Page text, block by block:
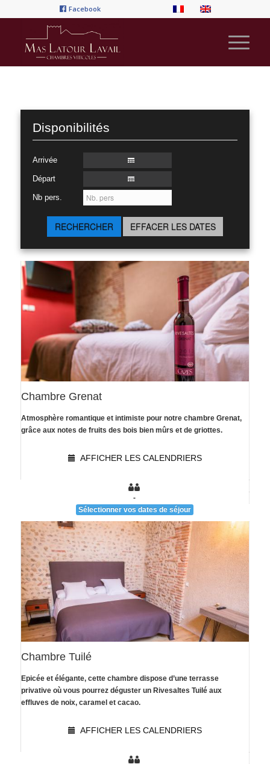
Facebook
Disponibilités
Arrivée
Départ
Nb pers.
RECHERCHER EFFACER LES DATES
[voir la fiche détail]
Chambre Grenat
Atmosphère romantique et intimiste pour notre chambre Grenat,
grâce aux notes de fruits des bois bien mûrs et de griottes.
AFFICHER LES CALENDRIERS
-
Sélectionner vos dates de séjour
[voir la fiche détail]
Chambre Tuilé
Epicée et élégante, cette chambre dispose d’une terrasse
privative où vous pourrez déguster un Rivesaltes Tuilé aux
effluves de noix, caramel et cacao.
AFFICHER LES CALENDRIERS